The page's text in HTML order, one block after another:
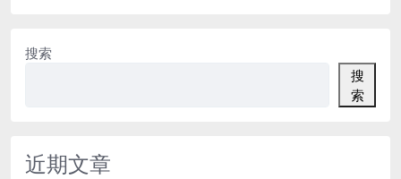
搜索
搜
索
近期文章